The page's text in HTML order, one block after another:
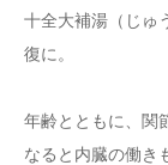
十全大補湯（じゅ
復に。
年齢とともに、関
なると内臓の働き